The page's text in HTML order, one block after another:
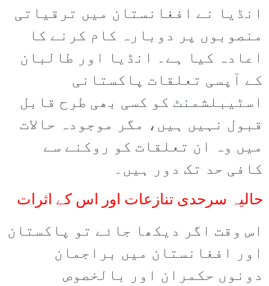
انڈیا نے افغانستان میں ترقیاتی
منصوبوں پر دوبارہ کام کرنے کا
اعادہ کیا ہے۔ انڈیا اور طالبان
کے آپسی تعلقات پاکستانی
اسٹیبلشمنٹ کو کسی بھی طرح قابل
قبول نہیں ہیں، مگر موجودہ حالات
میں وہ ان تعلقات کو روکنے سے
کافی حد تک دور ہیں۔
حالیہ سرحدی تنازعات اور اس کے اثرات
اس وقت اگر دیکھا جائے تو پاکستان
اور افغانستان میں براجمان
دونوں حکمران اور بالخصوص